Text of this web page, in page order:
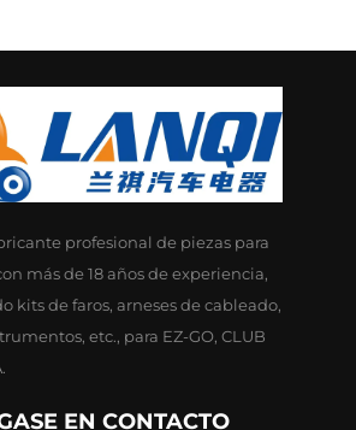
profesional de piezas para
más de 18 años de experiencia,
kits de faros, arneses de cableado,
etc., para EZ-GO, CLUB
EN CONTACTO